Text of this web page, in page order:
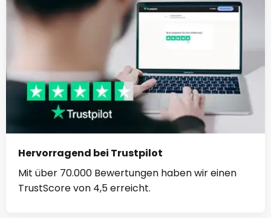
Hervorragend bei Trustpilot
Mit über 70.000 Bewertungen haben wir einen
TrustScore von 4,5 erreicht.